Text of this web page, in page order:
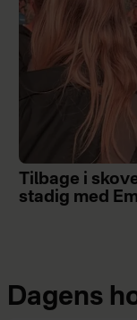
Tilbage i
stadig med
Dagens